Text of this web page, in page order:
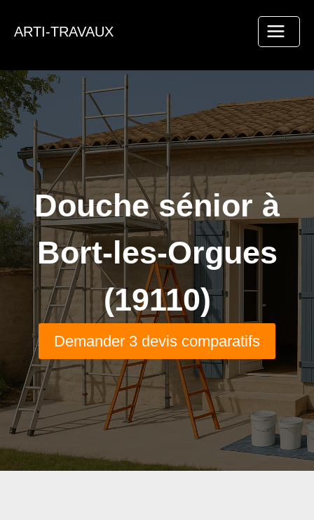
ARTI-TRAVAUX
Douche sénior à
Bort-les-Orgues
(19110)
Demander 3 devis comparatifs